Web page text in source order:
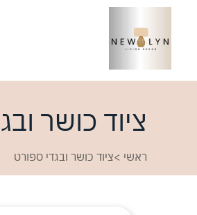
ציוד כושר
ראשי >ציוד כושר ובגדי ספורט